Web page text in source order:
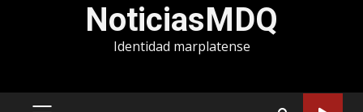
NoticiasMDQ
Identidad marplatense